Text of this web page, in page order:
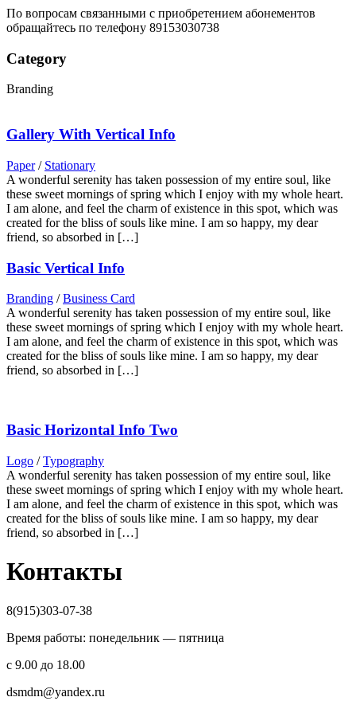
По вопросам связанными с приобретением абонементов
обращайтесь по телефону 89153030738
Category
Branding
Gallery With Vertical Info
Paper / Stationary
A wonderful serenity has taken possession of my entire soul, like
these sweet mornings of spring which I enjoy with my whole heart.
I am alone, and feel the charm of existence in this spot, which was
created for the bliss of souls like mine. I am so happy, my dear
friend, so absorbed in […]
Basic Vertical Info
Branding / Business Card
A wonderful serenity has taken possession of my entire soul, like
these sweet mornings of spring which I enjoy with my whole heart.
I am alone, and feel the charm of existence in this spot, which was
created for the bliss of souls like mine. I am so happy, my dear
friend, so absorbed in […]
Basic Horizontal Info Two
Logo / Typography
A wonderful serenity has taken possession of my entire soul, like
these sweet mornings of spring which I enjoy with my whole heart.
I am alone, and feel the charm of existence in this spot, which was
created for the bliss of souls like mine. I am so happy, my dear
friend, so absorbed in […]
Контакты
8(915)303-07-38
Время работы: понедельник — пятница
с 9.00 до 18.00
dsmdm@yandex.ru